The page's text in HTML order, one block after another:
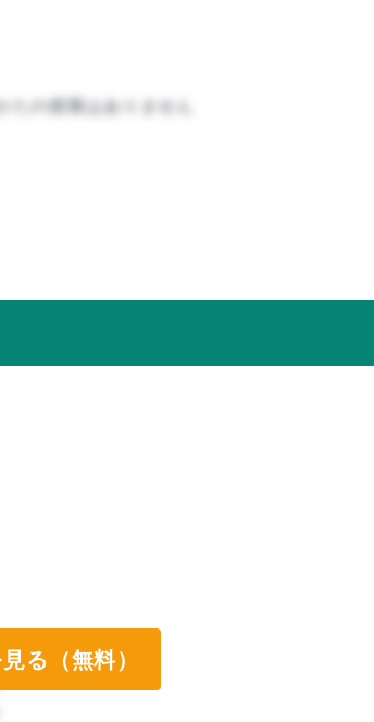
たの授業はありません
る（無料）